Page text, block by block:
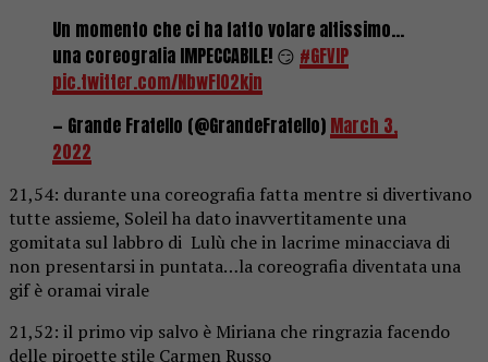
Un momento che ci ha fatto volare altissimo…
una coreografia IMPECCABILE! 😏 #GFVIP
pic.twitter.com/NbwFI02kjn
— Grande Fratello (@GrandeFratello) March 3,
2022
21,54: durante una coreografia fatta mentre si divertivano
tutte assieme, Soleil ha dato inavvertitamente una
gomitata sul labbro di Lulù che in lacrime minacciava di
non presentarsi in puntata…la coreografia diventata una
gif è oramai virale
21,52: il primo vip salvo è Miriana che ringrazia facendo
delle piroette stile Carmen Russo